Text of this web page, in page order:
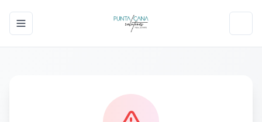
Toggle navigation menu